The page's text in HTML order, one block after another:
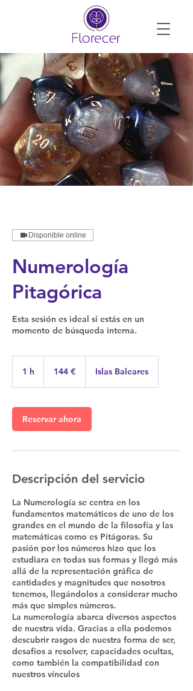
Disponible online
Numerología
Pitagórica
Esta sesión es ideal si estás en un
momento de búsqueda interna.
1 h 144 € Islas Baleares
Reservar ahora
Descripción del servicio
La Numerología se centra en los
fundamentos matemáticos de uno de los
grandes en el mundo de la filosofía y las
matemáticas como es Pitágoras. Su
pasión por los números hizo que los
estudiara en todas sus formas y llegó más
allá de la representación gráfica de
cantidades y magnitudes que nosotros
tenemos, llegándolos a considerar mucho
más que simples números.
La numerología abarca diversos aspectos
de nuestra vida. Gracias a ella podemos
descubrir rasgos de nuestra forma de ser,
desafíos a resolver, capacidades ocultas,
como también la compatibilidad con
nuestros vínculos